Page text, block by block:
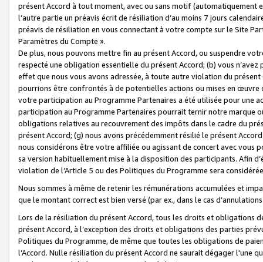
présent Accord à tout moment, avec ou sans motif (automatiquement
l’autre partie un préavis écrit de résiliation d’au moins 7 jours
préavis de résiliation en vous connectant à votre compte sur le Site
Paramètres du Compte ».
De plus, nous pouvons mettre fin au présent Accord, ou suspendre
respecté une obligation essentielle du présent Accord; (b) vous
effet que nous vous avons adressée, à toute autre violation du
pourrions être confrontés à de potentielles actions ou mises en
votre participation au Programme Partenaires a été utilisée pour une
participation au Programme Partenaires pourrait ternir notre marque
obligations relatives au recouvrement des impôts dans le cadre du
présent Accord; (g) nous avons précédemment résilié le présent
nous considérons être votre affiliée ou agissant de concert avec vous
sa version habituellement mise à la disposition des participants. Afin
violation de l’Article 5 ou des Politiques du Programme sera
Nous sommes à même de retenir les rémunérations accumulées et
que le montant correct est bien versé (par ex., dans le cas
Lors de la résiliation du présent Accord, tous les droits et obligations
présent Accord, à l’exception des droits et obligations des parties
Politiques du Programme, de même que toutes les obligations de
l’Accord. Nulle résiliation du présent Accord ne saurait dégager l'une